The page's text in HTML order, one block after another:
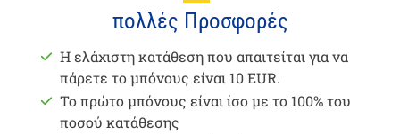
πολλές Προσφορές
Η ελάχιστη κατάθεση που απαιτείται για να
πάρετε το μπόνους είναι 10 EUR.
Το πρώτο μπόνους είναι ίσο με το 100% του
ποσού κατάθεσης